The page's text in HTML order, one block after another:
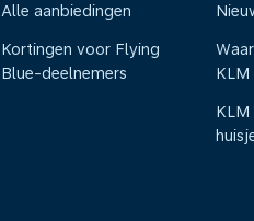
Alle aanbiedingen
Kortingen voor Flying
Blue-deelnemers
KLM